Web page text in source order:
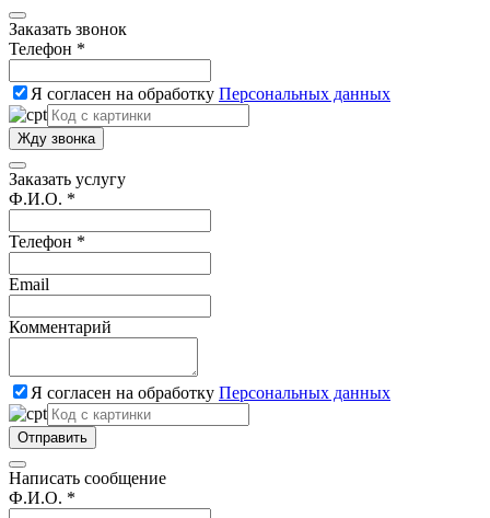
Заказать звонок
Телефон *
Я согласен на обработку Персональных данных
Жду звонка
Заказать услугу
Ф.И.О. *
Телефон *
Email
Комментарий
Я согласен на обработку Персональных данных
Отправить
Написать сообщение
Ф.И.О. *